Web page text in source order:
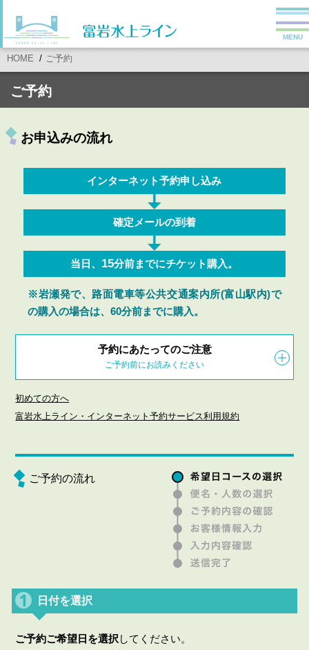
MENU
HOME ご予約
ご予約
お申込みの流れ
インターネット予約申し込み
確定メールの到着
当日、 15分前までにチケット購入。
※岩瀬発で、路面電車等公共交通案内所(富山駅内)で
の購入の場合は、60分前までに購入。
予約にあたってのご注意
ご予約前にお読みください
初めての方へ
富岩水上ライン・インターネット予約サービス利用規約
ご予約の流れ
日付を選択
ご予約ご希望日を選択 してください。